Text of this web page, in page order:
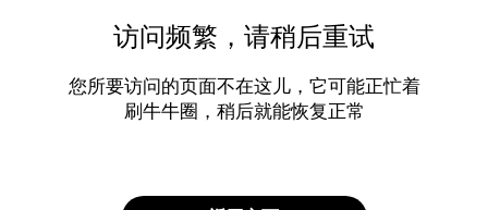
访问频繁，请稍后重试
您所要访问的页面不在这儿，它可能正忙着
刷牛牛圈，稍后就能恢复正常